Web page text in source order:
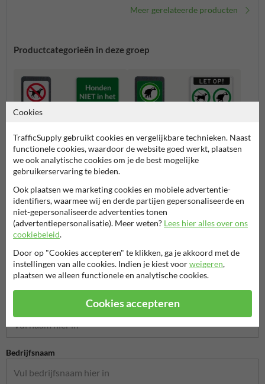
Meer gerelateerde producten
Productcategorieën in deze groep
Verbod Toegestaan
Stel je vraag aan Hondenpoepbord.nl
Bedrijfsnaam
Cookies
TrafficSupply gebruikt cookies en vergelijkbare technieken. Naast
functionele cookies, waardoor de website goed werkt, plaatsen
we ook analytische cookies om je de best mogelijke
gebruikerservaring te bieden.
Ook plaatsen we marketing cookies en mobiele advertentie-
identifiers, waarmee wij en derde partijen gepersonaliseerde en
niet-gepersonaliseerde advertenties tonen
(advertentiepersonalisatie). Meer weten? Lees hier alles over ons
cookiebeleid.
Door op "Cookies accepteren" te klikken, ga je akkoord met de
instellingen van alle cookies. Indien je kiest voorweigeren,
plaatsen we alleen functionele en analytische cookies.
Cookies accepteren